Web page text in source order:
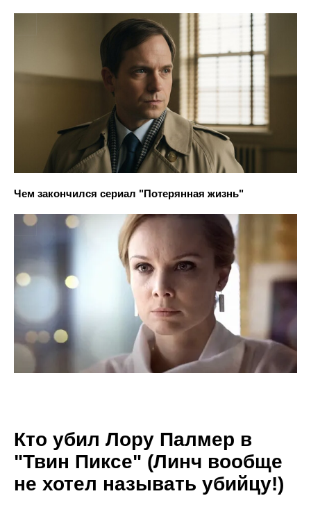
Чем закончился сериал "Потерянная жизнь"
Кто убил Лору Палмер в
"Твин Пиксе" (Линч вообще
не хотел называть убийцу!)